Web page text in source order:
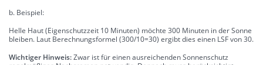
b. Beispiel:
Helle Haut (Eigenschutzzeit 10 Minuten) möchte 300 Minuten in der Sonne
bleiben. Laut Berechnungsformel (300/10=30) ergibt dies einen LSF von 30.
Wichtiger Hinweis:Zwar ist für einen ausreichenden Sonnenschutz